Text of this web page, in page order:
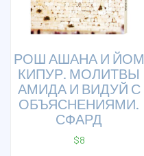
РОШ АШАНА И ЙОМ
КИПУР. МОЛИТВЫ
АМИДА И ВИДУЙ С
ОБЪЯСНЕНИЯМИ.
СФАРД
$8